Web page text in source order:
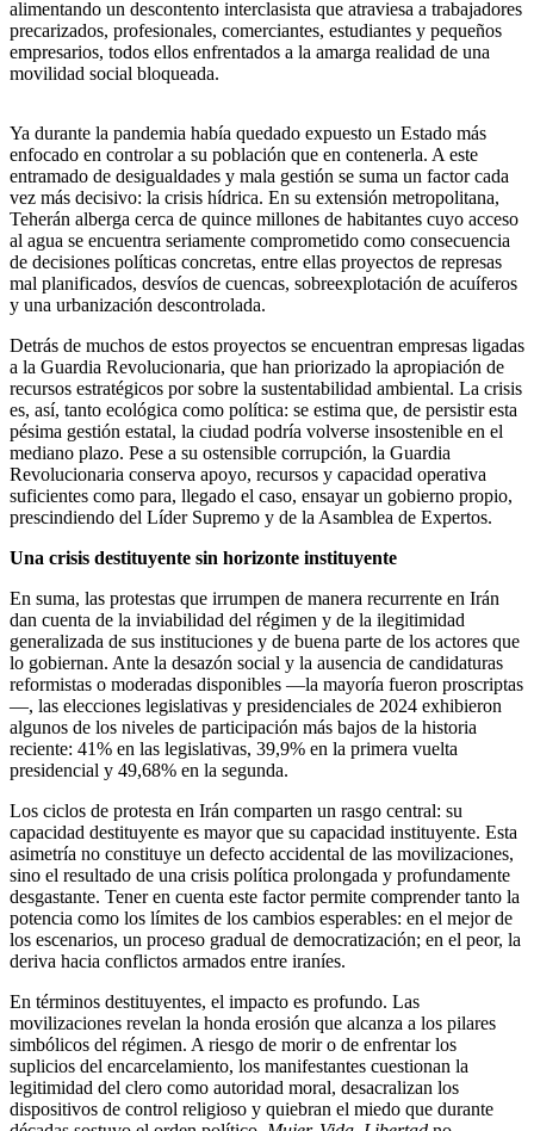
alimentando un descontento interclasista que atraviesa a trabajadores
precarizados, profesionales, comerciantes, estudiantes y pequeños
empresarios, todos ellos enfrentados a la amarga realidad de una
movilidad social bloqueada.
Ya durante la pandemia había quedado expuesto un Estado más
enfocado en controlar a su población que en contenerla. A este
entramado de desigualdades y mala gestión se suma un factor cada
vez más decisivo: la crisis hídrica. En su extensión metropolitana,
Teherán alberga cerca de quince millones de habitantes cuyo acceso
al agua se encuentra seriamente comprometido como consecuencia
de decisiones políticas concretas, entre ellas proyectos de represas
mal planificados, desvíos de cuencas, sobreexplotación de acuíferos
y una urbanización descontrolada.
Detrás de muchos de estos proyectos se encuentran empresas ligadas
a la Guardia Revolucionaria, que han priorizado la apropiación de
recursos estratégicos por sobre la sustentabilidad ambiental. La crisis
es, así, tanto ecológica como política: se estima que, de persistir esta
pésima gestión estatal, la ciudad podría volverse insostenible en el
mediano plazo. Pese a su ostensible corrupción, la Guardia
Revolucionaria conserva apoyo, recursos y capacidad operativa
suficientes como para, llegado el caso, ensayar un gobierno propio,
prescindiendo del Líder Supremo y de la Asamblea de Expertos.
Una crisis destituyente sin horizonte instituyente
En suma, las protestas que irrumpen de manera recurrente en Irán
dan cuenta de la inviabilidad del régimen y de la ilegitimidad
generalizada de sus instituciones y de buena parte de los actores que
lo gobiernan. Ante la desazón social y la ausencia de candidaturas
reformistas o moderadas disponibles —la mayoría fueron proscriptas
—, las elecciones legislativas y presidenciales de 2024 exhibieron
algunos de los niveles de participación más bajos de la historia
reciente: 41% en las legislativas, 39,9% en la primera vuelta
presidencial y 49,68% en la segunda.
Los ciclos de protesta en Irán comparten un rasgo central: su
capacidad destituyente es mayor que su capacidad instituyente. Esta
asimetría no constituye un defecto accidental de las movilizaciones,
sino el resultado de una crisis política prolongada y profundamente
desgastante. Tener en cuenta este factor permite comprender tanto la
potencia como los límites de los cambios esperables: en el mejor de
los escenarios, un proceso gradual de democratización; en el peor, la
deriva hacia conflictos armados entre iraníes.
En términos destituyentes, el impacto es profundo. Las
movilizaciones revelan la honda erosión que alcanza a los pilares
simbólicos del régimen. A riesgo de morir o de enfrentar los
suplicios del encarcelamiento, los manifestantes cuestionan la
legitimidad del clero como autoridad moral, desacralizan los
dispositivos de control religioso y quiebran el miedo que durante